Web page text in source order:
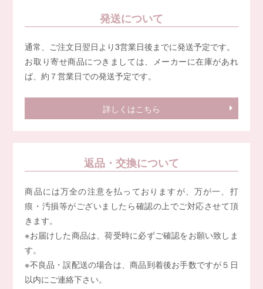
発送について
通常、ご注文日翌日より3営業日後までに発送予定です。
お取り寄せ商品につきましては、メーカーに在庫があれ
ば、約７営業日での発送予定です。
詳しくはこちら
返品・交換について
商品には万全の注意を払っておりますが、万が一、打
痕・汚損等がございましたら確認の上でご対応させて頂
きます。
※お届けした商品は、荷受時に必ずご確認をお願い致しま
す。
※不良品・誤配送の場合は、商品到着後お手数ですが５日
以内にご連絡下さい。